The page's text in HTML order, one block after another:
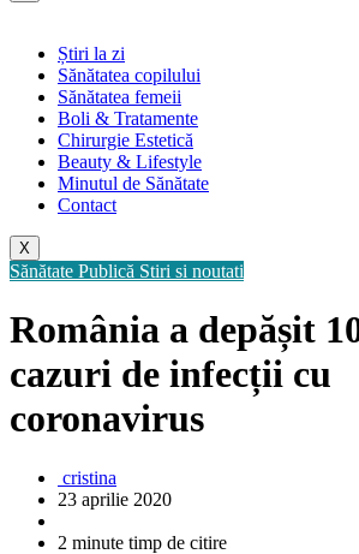
Știri la zi
Sănătatea copilului
Sănătatea femeii
Boli & Tratamente
Chirurgie Estetică
Beauty & Lifestyle
Minutul de Sănătate
Contact
X
Sănătate Publică Stiri si noutati
România a depășit
cazuri de infecții cu
coronavirus
cristina
23 aprilie 2020
2 minute timp de citire